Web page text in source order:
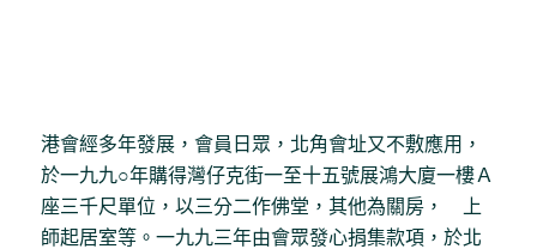
港會經多年發展，會員日眾，北角會址又不敷應用，
於一九九○年購得灣仔克街一至十五號展鴻大廈一樓Ａ
座三千尺單位，以三分二作佛堂，其他為關房， 上
師起居室等。一九九三年由會眾發心捐集款項，於北